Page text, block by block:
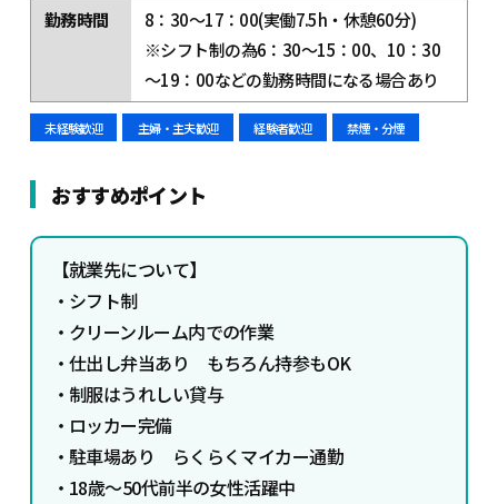
勤務時間
8：30～17：00(実働7.5h・休憩60分)
※シフト制の為6：30～15：00、10：30
～19：00などの勤務時間になる場合あり
未経験歓迎 主婦・主夫歓迎 経験者歓迎 禁煙・分煙
おすすめポイント
【就業先について】
・シフト制
・クリーンルーム内での作業
・仕出し弁当あり もちろん持参もOK
・制服はうれしい貸与
・ロッカー完備
・駐車場あり らくらくマイカー通勤
・18歳～50代前半の女性活躍中